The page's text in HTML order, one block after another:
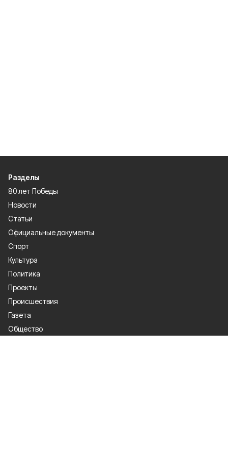
Разделы
80 лет Победы
Новости
Статьи
Официальные документы
Спорт
Культура
Политика
Проекты
Происшествия
Газета
Общество